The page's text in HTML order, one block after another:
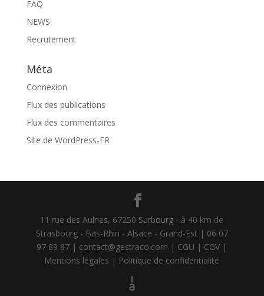
FAQ
NEWS
Recrutement
Méta
Connexion
Flux des publications
Flux des commentaires
Site de WordPress-FR
11 rue des Aulnes, 67250 Surbourg - à 40 km de
Strasbourg - Bas-Rhin - Alsace - Grand-Est | 06 07
97 89 87 | contact@gestraco.com | CGU | CGV |
Mentions légales | Politique de confidentialité